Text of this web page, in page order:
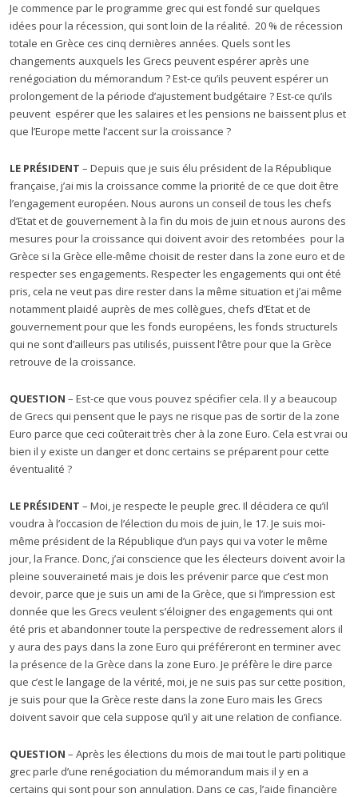
Je commence par le programme grec qui est fondé sur quelques
idées pour la récession, qui sont loin de la réalité. 20 % de récession
totale en Grèce ces cinq dernières années. Quels sont les
changements auxquels les Grecs peuvent espérer après une
renégociation du mémorandum ? Est-ce qu’ils peuvent espérer un
prolongement de la période d’ajustement budgétaire ? Est-ce qu’ils
peuvent espérer que les salaires et les pensions ne baissent plus et
que l’Europe mette l’accent sur la croissance ?
LE PRÉSIDENT – Depuis que je suis élu président de la République
française, j’ai mis la croissance comme la priorité de ce que doit être
l’engagement européen. Nous aurons un conseil de tous les chefs
d’Etat et de gouvernement à la fin du mois de juin et nous aurons des
mesures pour la croissance qui doivent avoir des retombées pour la
Grèce si la Grèce elle-même choisit de rester dans la zone euro et de
respecter ses engagements. Respecter les engagements qui ont été
pris, cela ne veut pas dire rester dans la même situation et j’ai même
notamment plaidé auprès de mes collègues, chefs d’Etat et de
gouvernement pour que les fonds européens, les fonds structurels
qui ne sont d’ailleurs pas utilisés, puissent l’être pour que la Grèce
retrouve de la croissance.
QUESTION – Est-ce que vous pouvez spécifier cela. Il y a beaucoup
de Grecs qui pensent que le pays ne risque pas de sortir de la zone
Euro parce que ceci coûterait très cher à la zone Euro. Cela est vrai ou
bien il y existe un danger et donc certains se préparent pour cette
éventualité ?
LE PRÉSIDENT – Moi, je respecte le peuple grec. Il décidera ce qu’il
voudra à l’occasion de l’élection du mois de juin, le 17. Je suis moi-
même président de la République d’un pays qui va voter le même
jour, la France. Donc, j’ai conscience que les électeurs doivent avoir la
pleine souveraineté mais je dois les prévenir parce que c’est mon
devoir, parce que je suis un ami de la Grèce, que si l’impression est
donnée que les Grecs veulent s’éloigner des engagements qui ont
été pris et abandonner toute la perspective de redressement alors il
y aura des pays dans la zone Euro qui préféreront en terminer avec
la présence de la Grèce dans la zone Euro. Je préfère le dire parce
que c’est le langage de la vérité, moi, je ne suis pas sur cette position,
je suis pour que la Grèce reste dans la zone Euro mais les Grecs
doivent savoir que cela suppose qu’il y ait une relation de confiance.
QUESTION – Après les élections du mois de mai tout le parti politique
grec parle d’une renégociation du mémorandum mais il y en a
certains qui sont pour son annulation. Dans ce cas, l’aide financière